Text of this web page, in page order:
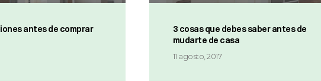
antes de comprar
3 cosas que debes saber antes de
mudarte de casa
11 agosto, 2017